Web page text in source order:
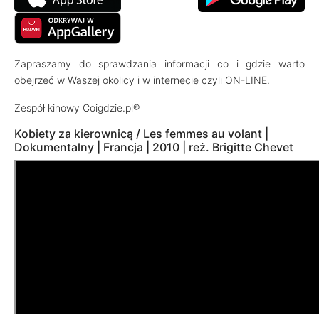
Zapraszamy do sprawdzania informacji co i gdzie warto
obejrzeć w Waszej okolicy i w internecie czyli ON-LINE.
Zespół kinowy Coigdzie.pl®
Kobiety za kierownicą / Les femmes au volant |
Dokumentalny | Francja | 2010 | reż. Brigitte Chevet